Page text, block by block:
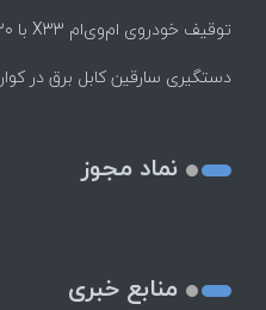
توقیف خودروی ام‌وی‌ام X33 با ۱۳۰ میلیون ریال خلافی در سروستان
دستگیری سارقین کابل برق در کوار
نماد مجوز
منابع خبری